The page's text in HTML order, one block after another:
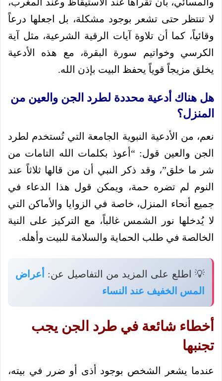
لا تنتظر حتى تشعر بوجود مشكلة، بل اجعلها درعاً
وقائياً، كما أن تلاوة آيات الرقية الشرعية، مثل آية
الكرسي وخواتيم سورة البقرة، مع هذه الأدعية
يخلق مزيجاً قوياً يحفظ البيت بإذن الله.
هل هناك أدعية محددة لطرد الجن والعين من
المنزل؟
نعم، من الأدعية النبوية الجامعة التي تُستخدم لطرد
الجن والعين قول: “أعوذ بكلمات الله التامات من
شر ما خلق”، وقد ذكر النبي أن من قالها ثلاثاً عند
النوم لم تضره حمة، ويمكن قول هذا الدعاء في
جميع أنحاء المنزل، خاصة في الزوايا والأماكن التي
لا يُدخلها نور الشمس غالباً، مع التركيز على النية
الخالصة في طلب الحماية والسلامة للبيت وأهله.
💡 اطلع على المزيد من التفاصيل عن:
أعراض
المس الخفيف عند النساء
أخطاء شائعة في طرد الجن يجب
تجنبها
عندما يشعر الشخص بوجود أذى أو ضرر في بيته،